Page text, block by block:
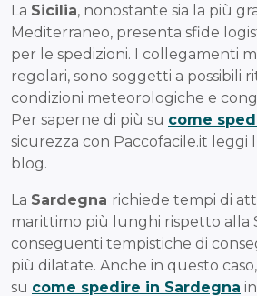
La Sicilia, nonostante sia la più
Mediterraneo, presenta sfide
per le spedizioni. I collegamenti
regolari, sono soggetti a possibili
condizioni meteorologiche e
Per saperne di più su come
sicurezza con Paccofacile.it leggi
blog.
La Sardegna richiede tempi di
marittimo più lunghi rispetto alla
conseguenti tempistiche di
più dilatate. Anche in questo
su come spedire in Sardegna